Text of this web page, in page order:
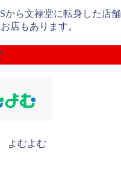
から文禄堂に転身した店
店もあります。
よむよむ